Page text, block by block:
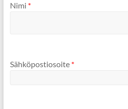
Nimi *
Sähköpostiosoite *